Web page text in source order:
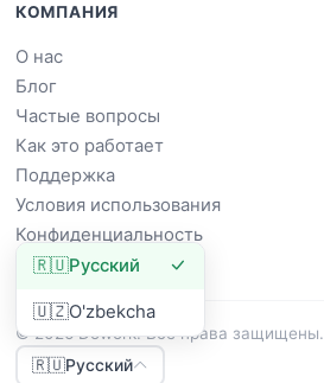
КОМПАНИЯ
О нас
Блог
Частые вопросы
Как это работает
Поддержка
Условия использования
Конфиденциальность
© 2026 Dowork. Все права защищены.
🇷🇺Русский
🇷🇺Русский
🇺🇿O'zbekcha